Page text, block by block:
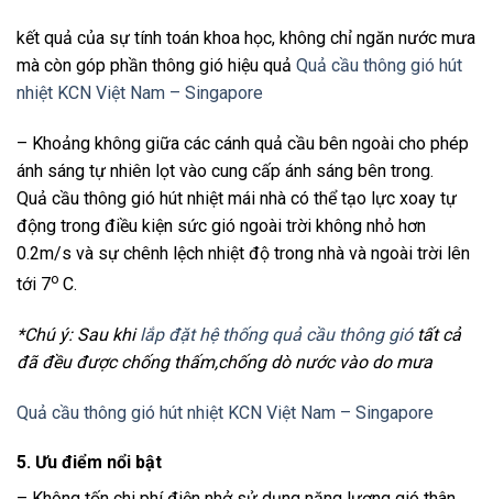
kết quả của sự tính toán khoa học, không chỉ ngăn nước mưa
mà còn góp phần thông gió hiệu quả Quả cầu thông gió hút
nhiệt KCN Việt Nam – Singapore
– Khoảng không giữa các cánh quả cầu bên ngoài cho phép
ánh sáng tự nhiên lọt vào cung cấp ánh sáng bên trong.
Quả cầu thông gió hút nhiệt mái nhà có thể tạo lực xoay tự
động trong điều kiện sức gió ngoài trời không nhỏ hơn
0.2m/s và sự chênh lệch nhiệt độ trong nhà và ngoài trời lên
tới 7o C.
*Chú ý: Sau khilắp đặt hệ thống quả cầu thông giótất cả
đã đều được chống thấm,chống dò nước vào do mưa
Quả cầu thông gió hút nhiệt KCN Việt Nam – Singapore
5. Ưu điểm nổi bật